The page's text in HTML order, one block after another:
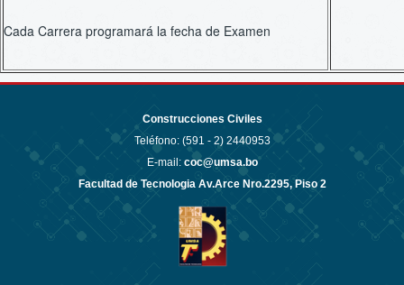
Cada Carrera programará la fecha de Examen
Construcciones Civiles
Teléfono: (591 - 2) 2440953
E-mail: coc@umsa.bo
Facultad de Tecnologia Av.Arce Nro.2295, Piso 2